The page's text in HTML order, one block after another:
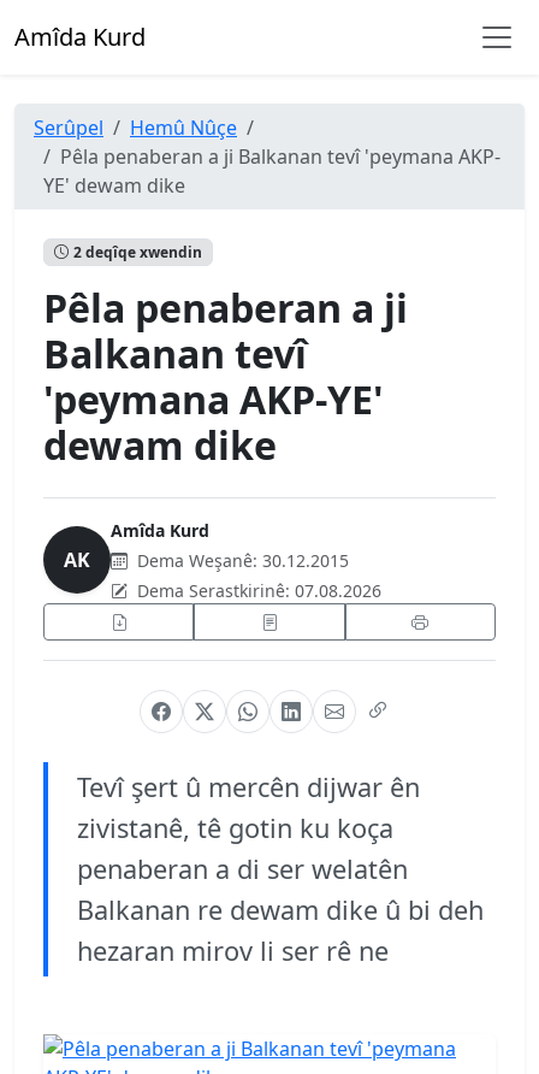
Amîda Kurd
Serûpel
Hemû Nûçe
Pêla penaberan a ji Balkanan tevî 'peymana AKP-
YE' dewam dike
2 deqîqe xwendin
Pêla penaberan a ji
Balkanan tevî
'peymana AKP-YE'
dewam dike
AK
Amîda Kurd
Dema Weşanê: 30.12.2015
Dema Serastkirinê: 07.08.2026
Tevî şert û mercên dijwar ên
zivistanê, tê gotin ku koça
penaberan a di ser welatên
Balkanan re dewam dike û bi deh
hezaran mirov li ser rê ne